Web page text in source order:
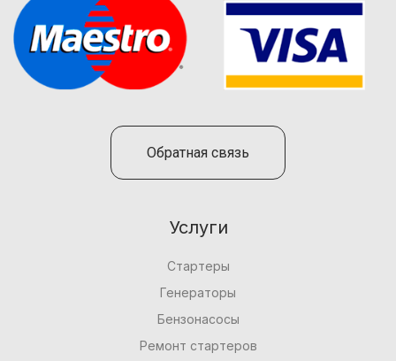
Обратная связь
Услуги
Стартеры
Генераторы
Бензонасосы
Ремонт стартеров